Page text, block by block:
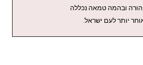
ובהמה טמאה נכללה
יותר לעם ישראל.